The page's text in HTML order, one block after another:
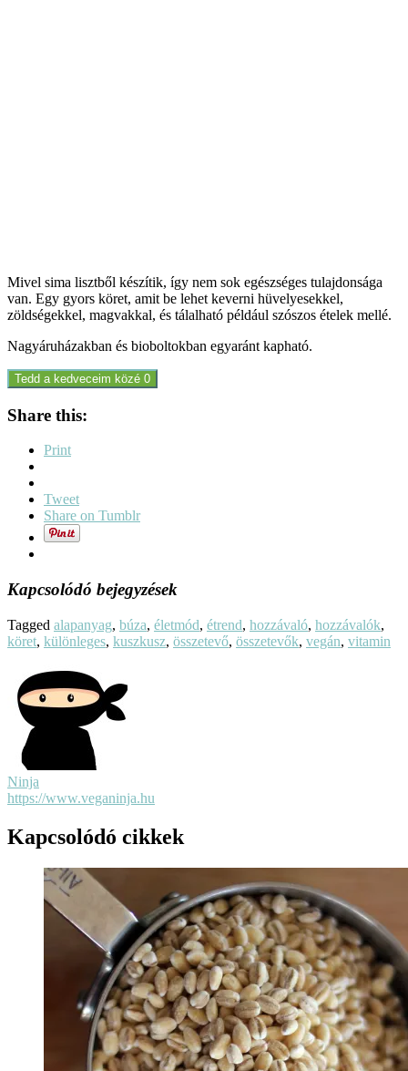
Mivel sima lisztből készítik, így nem sok egészséges tulajdonsága
van. Egy gyors köret, amit be lehet keverni hüvelyesekkel,
zöldségekkel, magvakkal, és tálalható például szószos ételek mellé.
Nagyáruházakban és bioboltokban egyaránt kapható.
Tedd a kedveceim közé 0
Share this:
Print
Tweet
Share on Tumblr
Kapcsolódó bejegyzések
Tagged alapanyag, búza, életmód, étrend, hozzávaló, hozzávalók,
köret, különleges, kuszkusz, összetevő, összetevők, vegán, vitamin
Ninja
https://www.veganinja.hu
Kapcsolódó cikkek